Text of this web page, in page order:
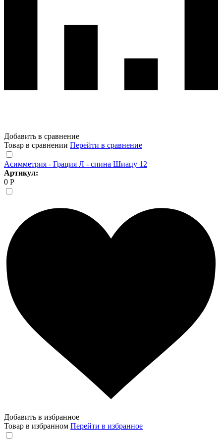
Добавить в сравнение
Товар в сравнении Перейти в сравнение
Асимметрия - Грация Л - спина Шиацу 12
Артикул:
0 Р
Добавить в избранное
Товар в избранном Перейти в избранное